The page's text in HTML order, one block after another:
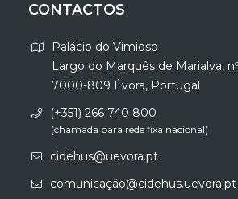
CONTACTOS
Palácio do Vimioso
Largo do Marquês de Marialva,
7000-809 Évora, Portugal
(+351) 266 740 800
(chamada para rede fixa nacional)
cidehus@uevora.pt
comunicação@cidehus.uevora.pt